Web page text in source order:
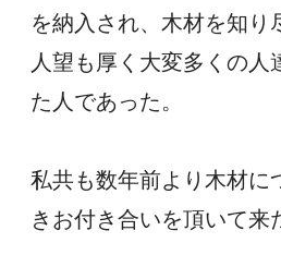
を納入され、木材を知り
人望も厚く大変多くの人
た人であった。
私共も数年前より木材に
きお付き合いを頂いて来